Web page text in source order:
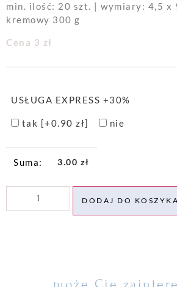
min. ilość: 20 szt. | wymiary: 4,5 x
kremowy 300 g
Cena 3 zł
USŁUGA EXPRESS +30%
tak [+0.90 zł] nie
3.00 zł
DODAJ DO KOSZYKA